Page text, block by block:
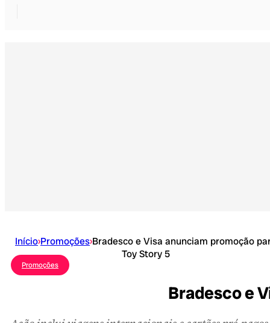
Início›Promoções›Bradesco e Visa anunciam promoção
Toy Story 5
Promoções
Bradesco e